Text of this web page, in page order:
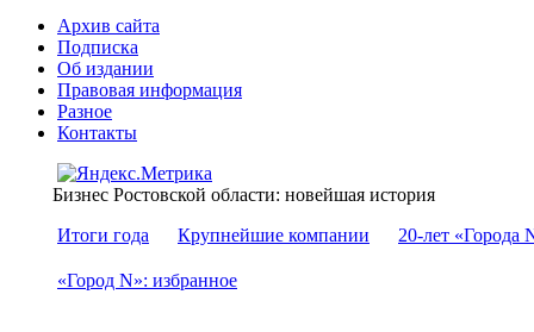
Архив сайта
Подписка
Об издании
Правовая информация
Разное
Контакты
Бизнес Ростовской области: новейшая история
Итоги года
Крупнейшие компании 20-лет «Города
«Город N»: избранное